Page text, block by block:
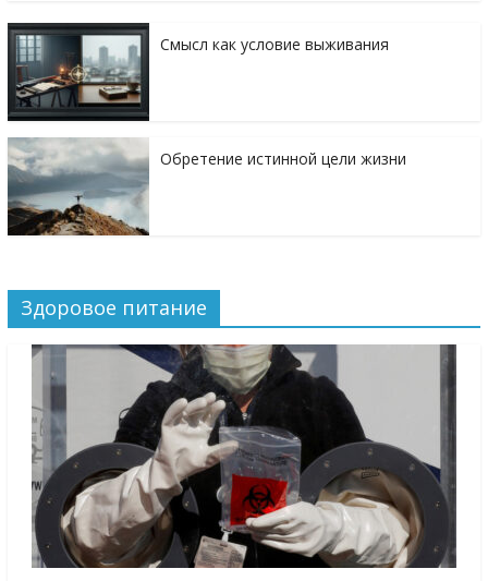
Смысл как условие выживания
Обретение истинной цели жизни
Здоровое питание